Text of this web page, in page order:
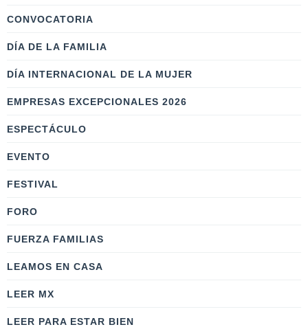
CONVOCATORIA
DÍA DE LA FAMILIA
DÍA INTERNACIONAL DE LA MUJER
EMPRESAS EXCEPCIONALES 2026
ESPECTÁCULO
EVENTO
FESTIVAL
FORO
FUERZA FAMILIAS
LEAMOS EN CASA
LEER MX
LEER PARA ESTAR BIEN